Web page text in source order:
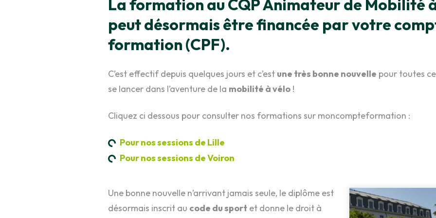
La formation au CQP Animateur de Mobilité
peut désormais être financée par votre
formation (CPF).
C’est effectif depuis quelques jours et c’est une très bonne nouvelle pour toutes
se lancer dans l’aventure de la mobilité à vélo !
Cliquez ci dessous pour consulter nos formations sur moncompteformation :
Pour nos sessions de Lille
Pour nos sessions de Voiron
Une bonne nouvelle n’arrivant jamais seule, le diplôme est
désormais inscrit au code du sport et donne le droit à